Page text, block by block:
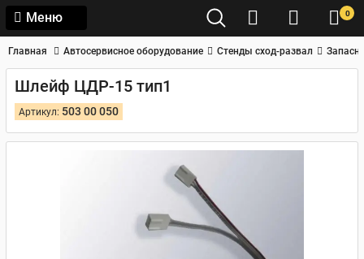
Меню 0
Главная Автосервисное оборудование Стенды сход-развал
Шлейф ЦДР-15 тип1
Артикул: 503 00 050